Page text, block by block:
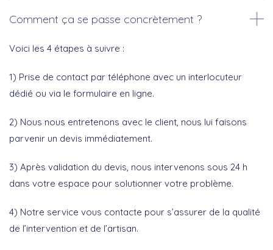
Comment ça se passe concrètement ?
Voici les 4 étapes à suivre :
1) Prise de contact par téléphone avec un interlocuteur
dédié ou via le formulaire en ligne.
2) Nous nous entretenons avec le client, nous lui faisons
parvenir un devis immédiatement.
3) Après validation du devis, nous intervenons sous 24 h
dans votre espace pour solutionner votre problème.
4) Notre service vous contacte pour s’assurer de la qualité
de l’intervention et de l’artisan.